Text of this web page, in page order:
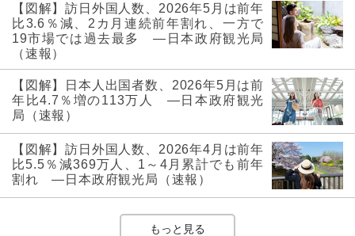
【図解】訪日外国人数、2026年5月は前年
比3.6％減、2カ月連続前年割れ、一方で
19市場では過去最多 ―日本政府観光局
（速報）
【図解】日本人出国者数、2026年5月は前
年比4.7％増の113万人 ―日本政府観光
局（速報）
【図解】訪日外国人数、2026年4月は前年
比5.5％減369万人、1～4月累計でも前年
割れ ―日本政府観光局（速報）
もっと見る